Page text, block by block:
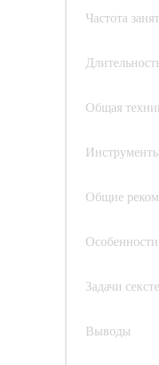
Частота
Общая
Общие
Задачи
Выводы